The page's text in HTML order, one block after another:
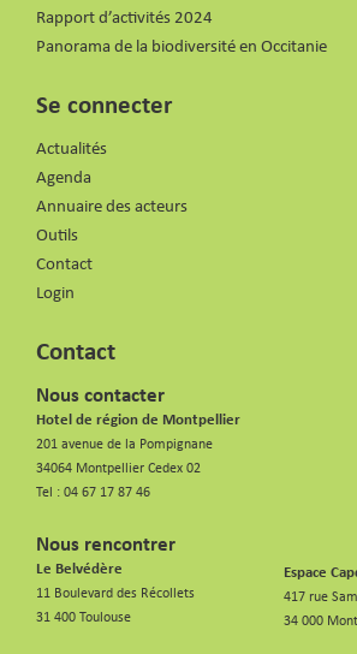
Rapport d’activités 2024
Panorama de la biodiversité en Occitanie
Se connecter
Actualités
Agenda
Annuaire des acteurs
Outils
Contact
Login
Contact
Nous contacter
Hotel de région de Montpellier
201 avenue de la Pompignane
34064 Montpellier Cedex 02
Tel : 04 67 17 87 46
Nous rencontrer
Le Belvédère
11 Boulevard des Récollets
31 400 Toulouse
Espace
417 rue
34 000